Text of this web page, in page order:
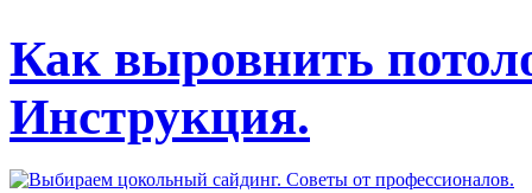
Как выровнить
Инструкция.